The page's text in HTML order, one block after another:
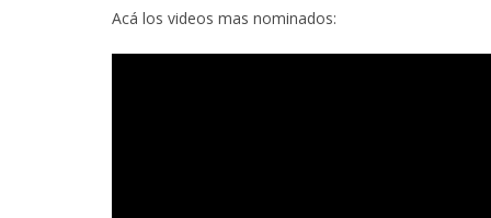
Acá los videos mas nominados: